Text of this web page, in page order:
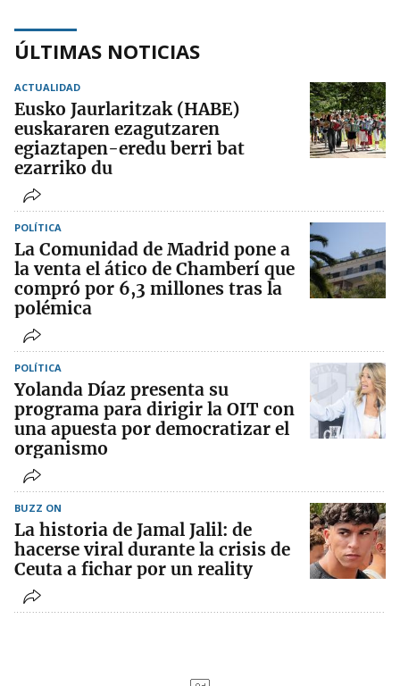
ÚLTIMAS NOTICIAS
ACTUALIDAD
Eusko Jaurlaritzak (HABE)
euskararen ezagutzaren
egiaztapen-eredu berri bat
ezarriko du
POLÍTICA
La Comunidad de Madrid pone a
la venta el ático de Chamberí que
compró por 6,3 millones tras la
polémica
POLÍTICA
Yolanda Díaz presenta su
programa para dirigir la OIT con
una apuesta por democratizar el
organismo
BUZZ ON
La historia de Jamal Jalil: de
hacerse viral durante la crisis de
Ceuta a fichar por un reality